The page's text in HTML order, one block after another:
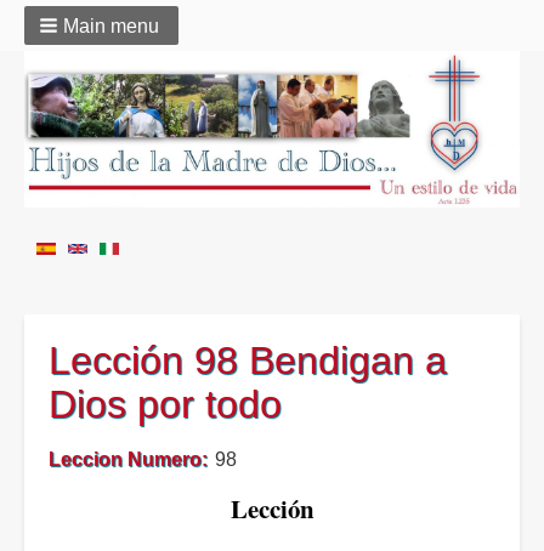
Main menu
Lección 98 Bendigan a
Dios por todo
Leccion Numero 98
Lección